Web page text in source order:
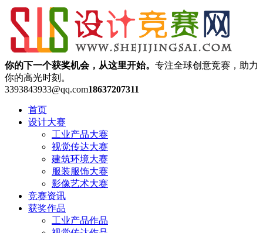
你的下一个获奖机会，从这里开始。 专注全球创意竞赛，助力
你的高光时刻。
3393843933@qq.com18637207311
首页
设计大赛
工业产品大赛
视觉传达大赛
建筑环境大赛
服装服饰大赛
影像艺术大赛
竞赛资讯
获奖作品
工业产品作品